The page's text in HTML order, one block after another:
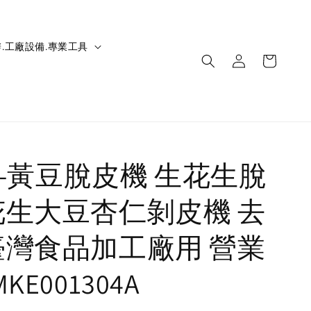
工廠設備.專業工具
黃豆脫皮機 生花生脫
大豆杏仁剝皮機 去
食品加工廠用 營業